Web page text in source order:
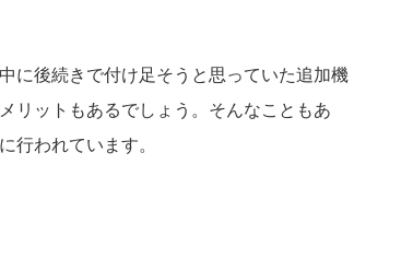
に後続きで付け足そうと思っていた追加機
リットもあるでしょう。そんなこともあ
行われています。